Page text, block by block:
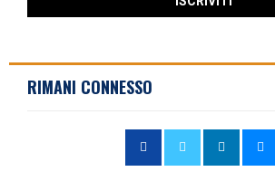
RIMANI CONNESSO